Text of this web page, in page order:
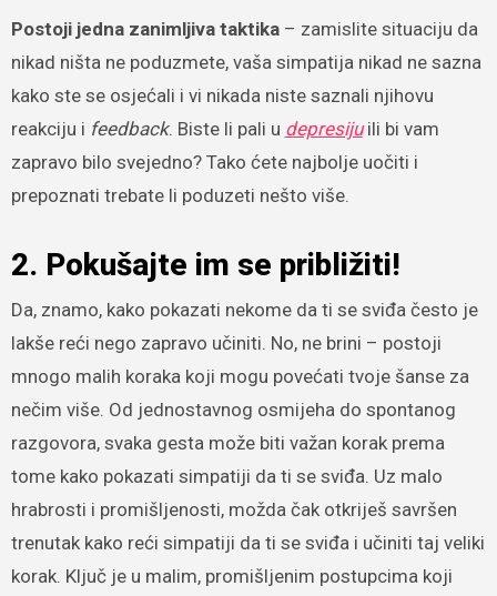
Postoji jedna zanimljiva taktika– zamislite situaciju da
nikad ništa ne poduzmete, vaša simpatija nikad ne sazna
kako ste se osjećali i vi nikada niste saznali njihovu
reakciju i feedback. Biste li pali u depresiju ili bi vam
zapravo bilo svejedno? Tako ćete najbolje uočiti i
prepoznati trebate li poduzeti nešto više.
2. Pokušajte im se približiti!
Da, znamo, kako pokazati nekome da ti se sviđa često je
lakše reći nego zapravo učiniti. No, ne brini – postoji
mnogo malih koraka koji mogu povećati tvoje šanse za
nečim više. Od jednostavnog osmijeha do spontanog
razgovora, svaka gesta može biti važan korak prema
tome kako pokazati simpatiji da ti se sviđa. Uz malo
hrabrosti i promišljenosti, možda čak otkriješ savršen
trenutak kako reći simpatiji da ti se sviđa i učiniti taj veliki
korak. Ključ je u malim, promišljenim postupcima koji